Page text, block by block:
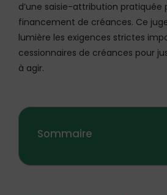
d’une saisie-attribution pratiquée
financement de créances. Ce
lumière les exigences strictes
cessionnaires de créances pour
à agir.
Sommaire